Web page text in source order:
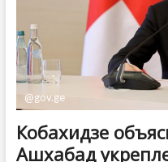
@gov.ge
Кобахидзе
Ашхабад